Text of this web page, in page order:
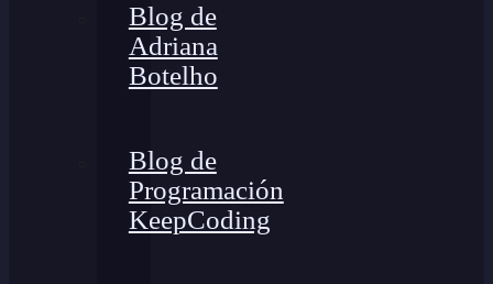
Blog de
Adriana
Botelho
Blog de
Programación
KeepCoding